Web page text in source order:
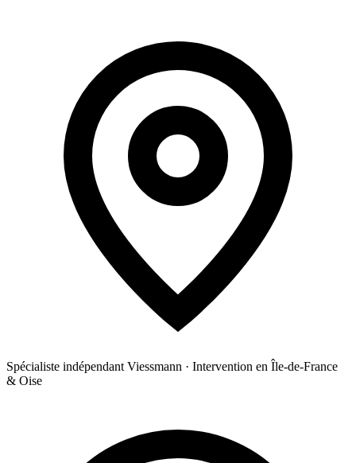
Spécialiste indépendant Viessmann · Intervention en Île-de-France
& Oise